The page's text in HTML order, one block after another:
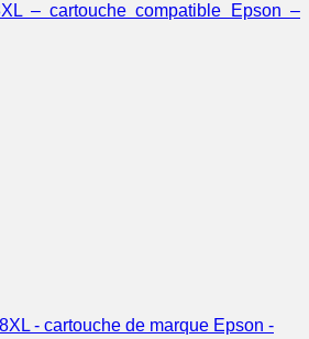
– cartouche compatible Epson –